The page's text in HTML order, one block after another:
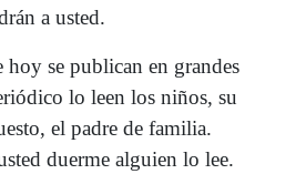
a usted.
se publican en grandes
lo leen los niños, su
el padre de familia.
duerme alguien lo lee.